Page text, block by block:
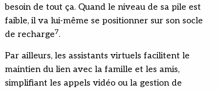
besoin de tout ça. Quand le niveau de sa pile est
faible, il va lui-même se positionner sur son socle
de recharge7.
Par ailleurs, les assistants virtuels facilitent le
maintien du lien avec la famille et les amis,
simplifiant les appels vidéo ou la gestion de